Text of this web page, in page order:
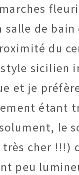
salle de
du
sicilien
et je
étant
le
cher !!!)
peu